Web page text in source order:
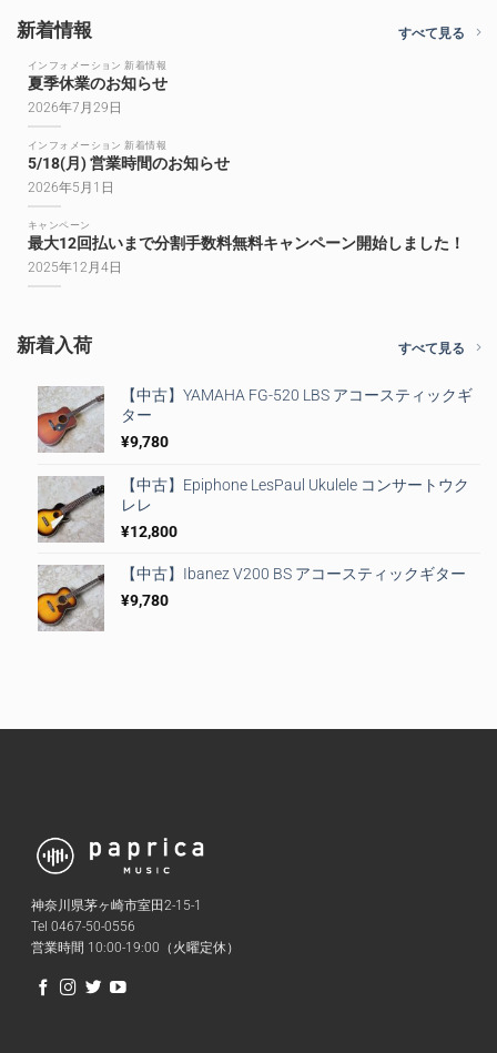
新着情報 すべて見る
インフォメーション 新着情報
夏季休業のお知らせ
2026年7月29日
インフォメーション 新着情報
5/18(月) 営業時間のお知らせ
2026年5月1日
キャンペーン
最大12回払いまで分割手数料無料キャンペーン開始しました！
2025年12月4日
新着入荷 すべて見る
【中古】YAMAHA FG-520 LBS アコースティックギ
ター
¥9,780
【中古】Epiphone LesPaul Ukulele コンサートウク
レレ
¥12,800
【中古】Ibanez V200 BS アコースティックギター
¥9,780
神奈川県茅ヶ崎市室田2-15-1
Tel 0467-50-0556
営業時間 10:00-19:00（火曜定休）